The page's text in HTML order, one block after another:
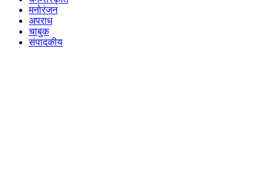
मनोरंजन
अपराध
चाबुक
संपादकीय